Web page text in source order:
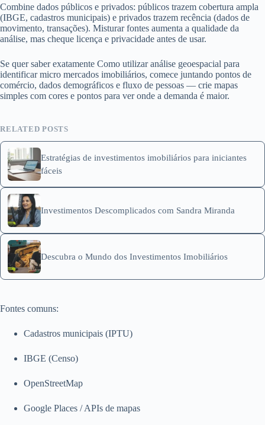
Combine dados públicos e privados: públicos trazem cobertura ampla
(IBGE, cadastros municipais) e privados trazem recência (dados de
movimento, transações). Misturar fontes aumenta a qualidade da
análise, mas cheque licença e privacidade antes de usar.
Se quer saber exatamente Como utilizar análise geoespacial para
identificar micro mercados imobiliários, comece juntando pontos de
comércio, dados demográficos e fluxo de pessoas — crie mapas
simples com cores e pontos para ver onde a demanda é maior.
RELATED POSTS
Estratégias de investimentos imobiliários para iniciantes
fáceis
Investimentos Descomplicados com Sandra Miranda
Descubra o Mundo dos Investimentos Imobiliários
Fontes comuns:
Cadastros municipais (IPTU)
IBGE (Censo)
OpenStreetMap
Google Places / APIs de mapas